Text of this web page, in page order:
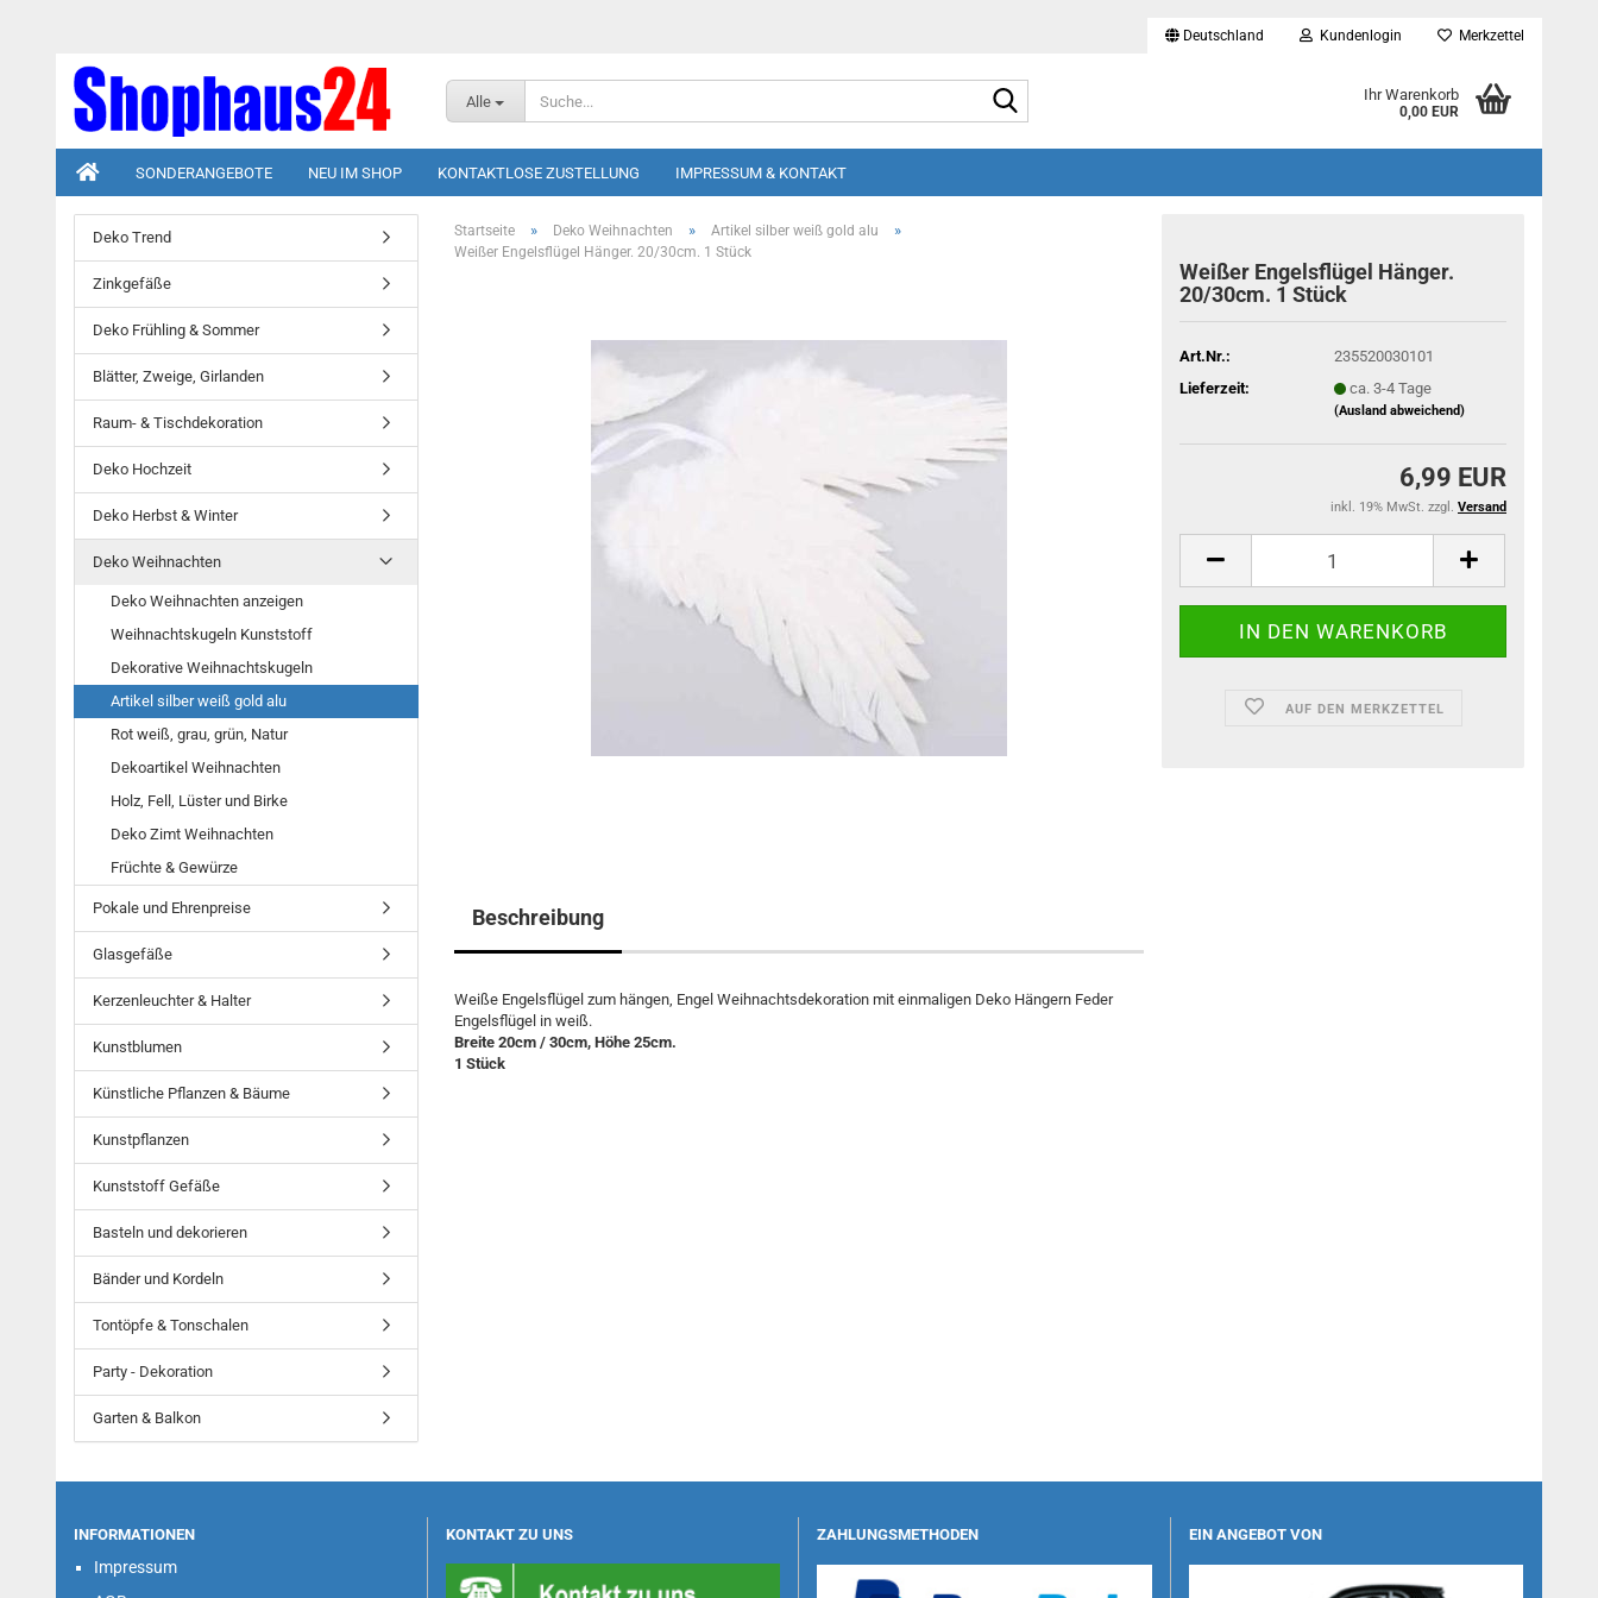
Deutschland Kundenlogin Merkzettel
Alle Ihr Warenkorb
0,00 EUR
SONDERANGEBOTE NEU IM SHOP KONTAKTLOSE ZUSTELLUNG IMPRESSUM & KONTAKT
Startseite » Deko Weihnachten » Artikel silber weiß gold alu »
Weißer Engelsflügel Hänger. 20/30cm. 1 Stück
Weißer Engelsflügel Hänger.
20/30cm. 1 Stück
Art.Nr.:
235520030101
Lieferzeit:
ca. 3-4 Tage
(Ausland abweichend)
6,99 EUR
inkl. 19% MwSt. zzgl. Versand
AUF DEN MERKZETTEL
Beschreibung
Weiße Engelsflügel zum hängen, Engel Weihnachtsdekoration mit einmaligen Deko Hängern Feder
Engelsflügel in weiß.
Breite 20cm / 30cm, Höhe 25cm.
1 Stück
Deko Trend
Zinkgefäße
Deko Frühling & Sommer
Blätter, Zweige, Girlanden
Raum- & Tischdekoration
Deko Hochzeit
Deko Herbst & Winter
Deko Weihnachten
Deko Weihnachten anzeigen
Weihnachtskugeln Kunststoff
Dekorative Weihnachtskugeln
Artikel silber weiß gold alu
Rot weiß, grau, grün, Natur
Dekoartikel Weihnachten
Holz, Fell, Lüster und Birke
Deko Zimt Weihnachten
Früchte & Gewürze
Pokale und Ehrenpreise
Glasgefäße
Kerzenleuchter & Halter
Kunstblumen
Künstliche Pflanzen & Bäume
Kunstpflanzen
Kunststoff Gefäße
Basteln und dekorieren
Bänder und Kordeln
Tontöpfe & Tonschalen
Party - Dekoration
Garten & Balkon
INFORMATIONEN
Impressum
KONTAKT ZU UNS ZAHLUNGSMETHODEN EIN ANGEBOT VON